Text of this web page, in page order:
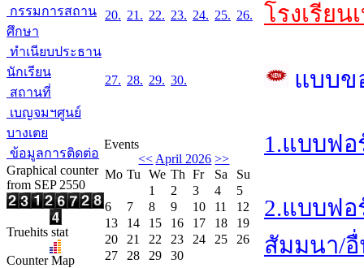
กรรมการสถาน
ศึกษา
ทำเนียบประธาน
นักเรียน
สถานที่
เบญจมฯศูนย์
บางเตย
ข้อมูลการติดต่อ
Graphical counter
from SEP 2550
Truehits stat
Counter Map
20. 21. 22. 23. 24. 25. 26.
27. 28. 29. 30.
Events
<< April 2026 >>
Mo Tu We Th Fr Sa
Su
1
2 3 4
5
6
7 8 9 10 11
12
13
14 15 16 17 18
19
20
21 22 23 24 25
26
27
28 29 30
โรงเรีย
แบบข
1.แบบฟ
2.แบบฟ
สัมมนา/